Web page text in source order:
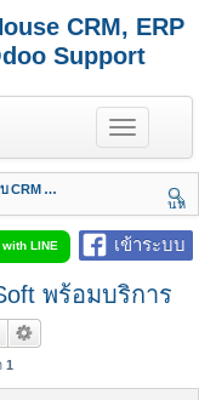
CRM, ERP
Support
T
o
g
e
n
a
i
g
MDCRM - ระบบ CRM จาก MDSoft พร้อมบริการ
นห
า
เข้าระบบ
LINE
พร้อมบริการ
1